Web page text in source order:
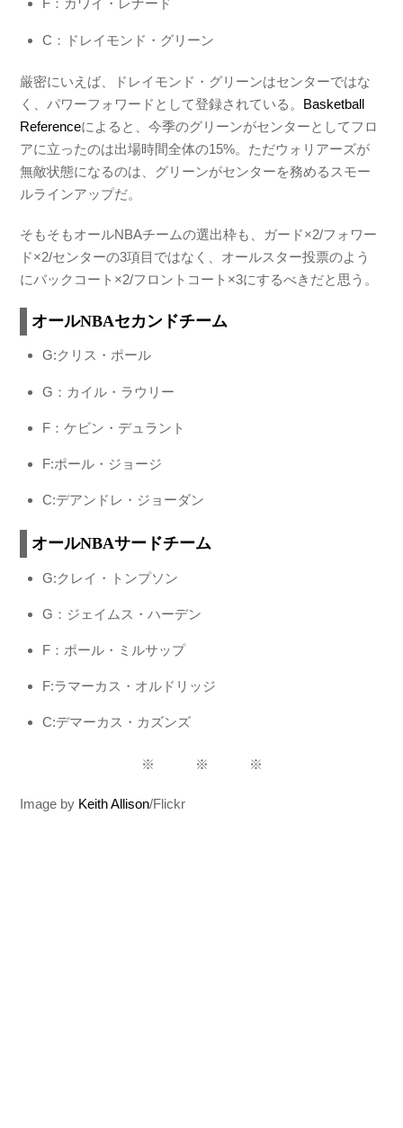
F：カワイ・レナード
C：ドレイモンド・グリーン
厳密にいえば、ドレイモンド・グリーンはセンターではな
く、パワーフォワードとして登録されている。 Basketball
Referenceによると、今季のグリーンがセンターとしてフロ
アに立ったのは出場時間全体の15%。ただウォリアーズが
無敵状態になるのは、グリーンがセンターを務めるスモー
ルラインアップだ。
そもそもオールNBAチームの選出枠も、ガード×2/フォワー
ド×2/センターの3項目ではなく、オールスター投票のよう
にバックコート×2/フロントコート×3にするべきだと思う。
オールNBAセカンドチーム
G:クリス・ポール
G：カイル・ラウリー
F：ケビン・デュラント
F:ポール・ジョージ
C:デアンドレ・ジョーダン
オールNBAサードチーム
G:クレイ・トンプソン
G：ジェイムス・ハーデン
F：ポール・ミルサップ
F:ラマーカス・オルドリッジ
C:デマーカス・カズンズ
※ ※ ※
Image by Keith Allison/Flickr